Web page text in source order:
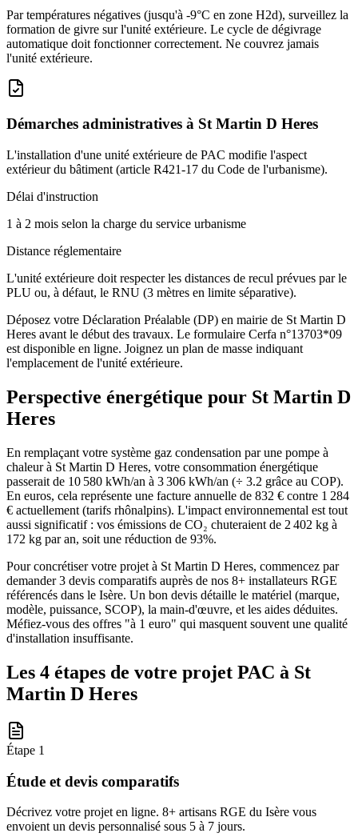
Par températures négatives (jusqu'à -9°C en zone H2d), surveillez la
formation de givre sur l'unité extérieure. Le cycle de dégivrage
automatique doit fonctionner correctement. Ne couvrez jamais
l'unité extérieure.
Démarches administratives à St Martin D Heres
L'installation d'une unité extérieure de PAC modifie l'aspect
extérieur du bâtiment (article R421-17 du Code de l'urbanisme).
Délai d'instruction
1 à 2 mois selon la charge du service urbanisme
Distance réglementaire
L'unité extérieure doit respecter les distances de recul prévues par le
PLU ou, à défaut, le RNU (3 mètres en limite séparative).
Déposez votre Déclaration Préalable (DP) en mairie de St Martin D
Heres avant le début des travaux. Le formulaire Cerfa n°13703*09
est disponible en ligne. Joignez un plan de masse indiquant
l'emplacement de l'unité extérieure.
Perspective énergétique pour St Martin D
Heres
En remplaçant votre système gaz condensation par une pompe à
chaleur à St Martin D Heres, votre consommation énergétique
passerait de 10 580 kWh/an à 3 306 kWh/an (÷ 3.2 grâce au COP).
En euros, cela représente une facture annuelle de 832 € contre 1 284
€ actuellement (tarifs rhônalpins). L'impact environnemental est tout
aussi significatif : vos émissions de CO₂ chuteraient de 2 402 kg à
172 kg par an, soit une réduction de 93%.
Pour concrétiser votre projet à St Martin D Heres, commencez par
demander 3 devis comparatifs auprès de nos 8+ installateurs RGE
référencés dans le Isère. Un bon devis détaille le matériel (marque,
modèle, puissance, SCOP), la main-d'œuvre, et les aides déduites.
Méfiez-vous des offres "à 1 euro" qui masquent souvent une qualité
d'installation insuffisante.
Les 4 étapes de votre projet PAC à St
Martin D Heres
Étape 1
Étude et devis comparatifs
Décrivez votre projet en ligne. 8+ artisans RGE du Isère vous
envoient un devis personnalisé sous 5 à 7 jours.